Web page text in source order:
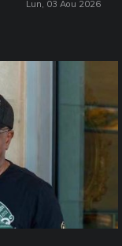
Lun, 03 Aou 2026